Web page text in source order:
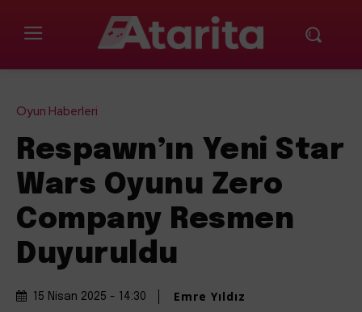
Oyun Haberleri
Respawn’ın Yeni Star
Wars Oyunu Zero
Company Resmen
Duyuruldu
15 Nisan 2025 - 14:30 Emre Yıldız